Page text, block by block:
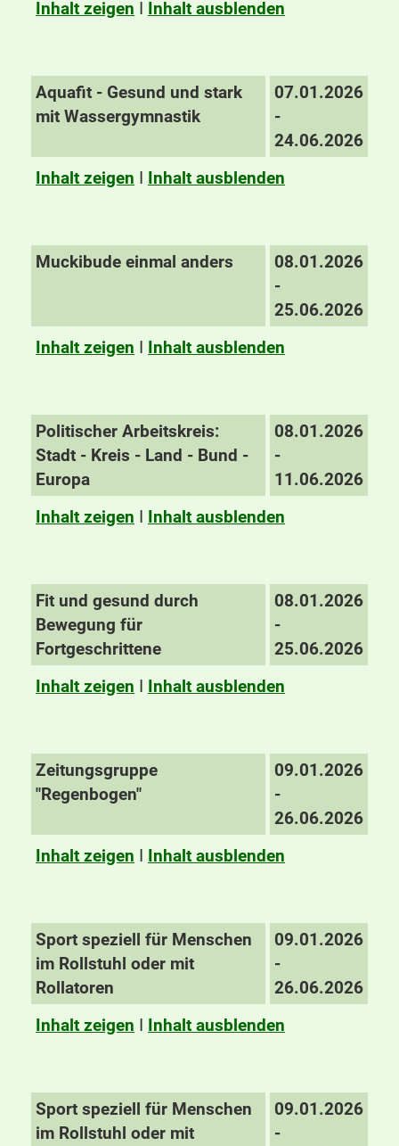
Inhalt zeigen I Inhalt ausblenden
Aquafit - Gesund und stark
mit Wassergymnastik
07.01.2026
-
24.06.2026
Inhalt zeigen I Inhalt ausblenden
Muckibude einmal anders
08.01.2026
-
25.06.2026
Inhalt zeigen I Inhalt ausblenden
Politischer Arbeitskreis:
Stadt - Kreis - Land - Bund -
Europa
08.01.2026
-
11.06.2026
Inhalt zeigen I Inhalt ausblenden
Fit und gesund durch
Bewegung für
Fortgeschrittene
08.01.2026
-
25.06.2026
Inhalt zeigen I Inhalt ausblenden
Zeitungsgruppe
"Regenbogen"
09.01.2026
-
26.06.2026
Inhalt zeigen I Inhalt ausblenden
Sport speziell für Menschen
im Rollstuhl oder mit
Rollatoren
09.01.2026
-
26.06.2026
Inhalt zeigen I Inhalt ausblenden
Sport speziell für Menschen
im Rollstuhl oder mit
09.01.2026
-